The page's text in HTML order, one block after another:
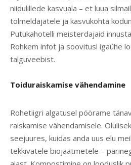
niidulillede kasvuala – et luua
tolmeldajatele ja kasvukohta
Putukahotelli meisterdajaid
Rohkem infot ja soovitusi igaühe
talguveebist.
Toiduraiskamise vähendamine
Rohetiigri algatusel pöörame
raiskamise vähendamisele.
seejuures, kuidas anda uus elu
tekkivatele biojäätmetele –